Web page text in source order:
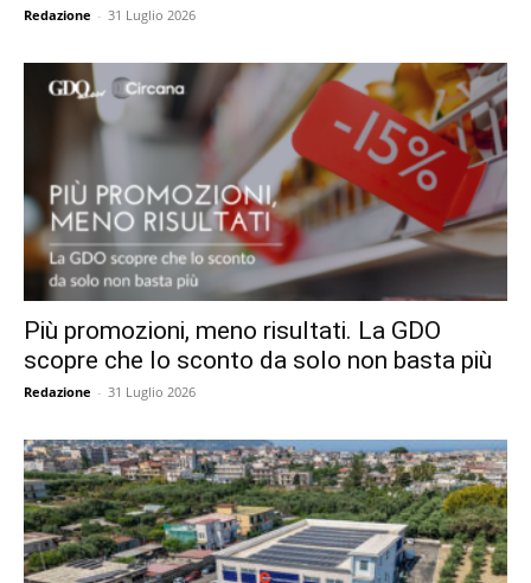
Redazione - 31 Luglio 2026
Più promozioni, meno risultati. La GDO
scopre che lo sconto da solo non basta più
Redazione - 31 Luglio 2026